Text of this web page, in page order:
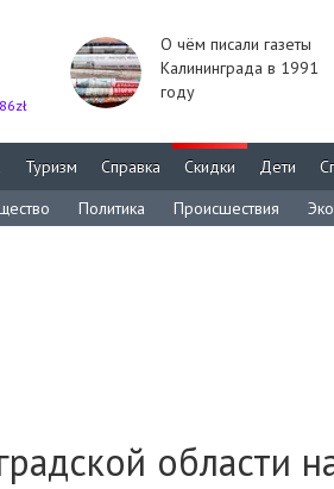
О чём писали газеты
Калининграда в 1991
году
Туризм Справка Скидки Дети
Политика Происшествия
области